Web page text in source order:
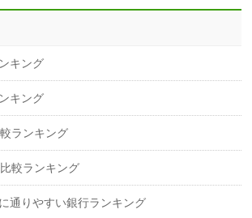
キング
キング
ランキング
較ランキング
通りやすい銀行ランキング